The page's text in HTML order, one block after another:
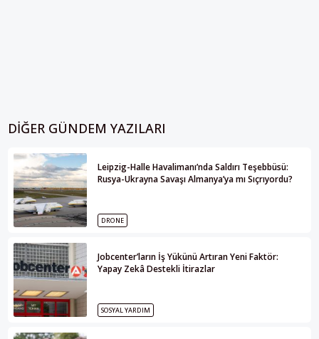
DIĞER GÜNDEM YAZILARI
Leipzig-Halle Havalimanı’nda Saldırı Teşebbüsü:
Rusya-Ukrayna Savaşı Almanya’ya mı Sıçrıyordu?
DRONE
Jobcenter’ların İş Yükünü Artıran Yeni Faktör:
Yapay Zekâ Destekli İtirazlar
SOSYAL YARDIM